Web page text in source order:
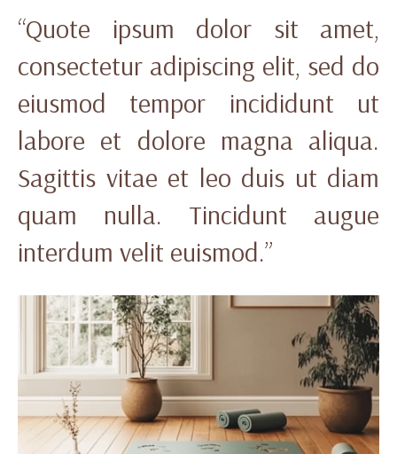
“Quote ipsum dolor sit amet,
consectetur adipiscing elit, sed do
eiusmod tempor incididunt ut
labore et dolore magna aliqua.
Sagittis vitae et leo duis ut diam
quam nulla. Tincidunt augue
interdum velit euismod.”